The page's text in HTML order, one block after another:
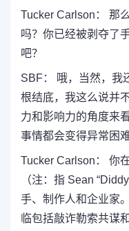
Tucker Carlson： 那
吗？你已经被剥夺了
吧？
SBF： 哦，当然，我
根结底，我这么说并
力和影响力的角度来
事情都会变得异常困难
Tucker Carlson： 你
（注：指 Sean
手、制作人和企业家
临包括敲诈勒索共谋